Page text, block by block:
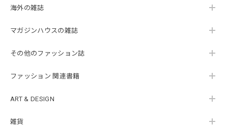
海外の雑誌
マガジンハウスの雑誌
その他のファッション誌
ファッション 関連書籍
ART & DESIGN
雑貨